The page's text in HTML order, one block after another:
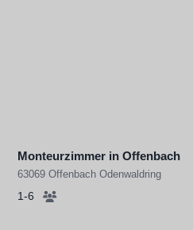
Monteurzimmer in Offenbach
63069 Offenbach Odenwaldring
1-6